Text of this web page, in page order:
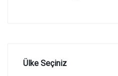
Ülke Seçiniz